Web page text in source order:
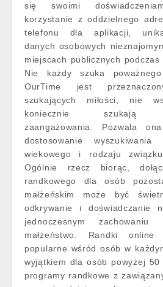
się swoimi
korzystanie z oddzielnego
telefonu dla aplikacji,
danych osobowych
miejscach publicznych podczas
Nie każdy szuka
OurTime jest
szukających miłości, nie
koniecznie szukają
zaangażowania. Pozwala
dostosowanie wyszukiwania
wiekowego i rodzaju
Ogólnie rzecz biorąc,
randkowego dla osób
małżeńskim może być
odkrywanie i doświadczanie
jednoczesnym zachowaniu
małżeństwo. Randki
popularne wśród osób w
wyjątkiem dla osób powyżej
programy randkowe z